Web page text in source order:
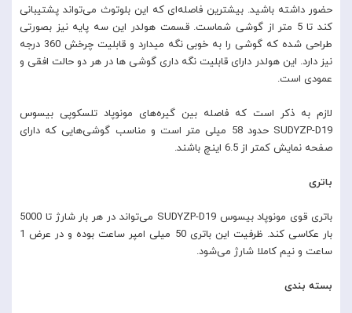
حضور داشته باشید. بیشترین فاصله‌ای که این بلوتوث می‌تواند پشتیبانی
کند تا 5 متر از گوشی شماست. قسمت هولدر این سه پایه نیز بصورتی
طراحی شده که گوشی را به خوبی نگه میدارد و قابلیت چرخش 360 درجه
نیز دارد. این هولدر دارای قابلیت نگه داری گوشی ها در هر دو حالت افقی و
عمودی است.
لازم به ذکر است که فاصله بین گیره‌های مونوپاد تلسکوپی بیسوس
SUDYZP-D19 حدود 58 میلی متر است و مناسب گوشی‌هایی که دارای
صفحه نمایش کمتر از 6.5 اینچ باشند.
باتری
باتری قوی مونوپاد بیسوس SUDYZP-D19 می‌تواند در هر بار شارژ تا 5000
بار عکاسی کند. ظرفیت این باتری 50 میلی امپر ساعت بوده و در عرض 1
ساعت و نیم کاملا شارژ می‌شود.
بسته بندی